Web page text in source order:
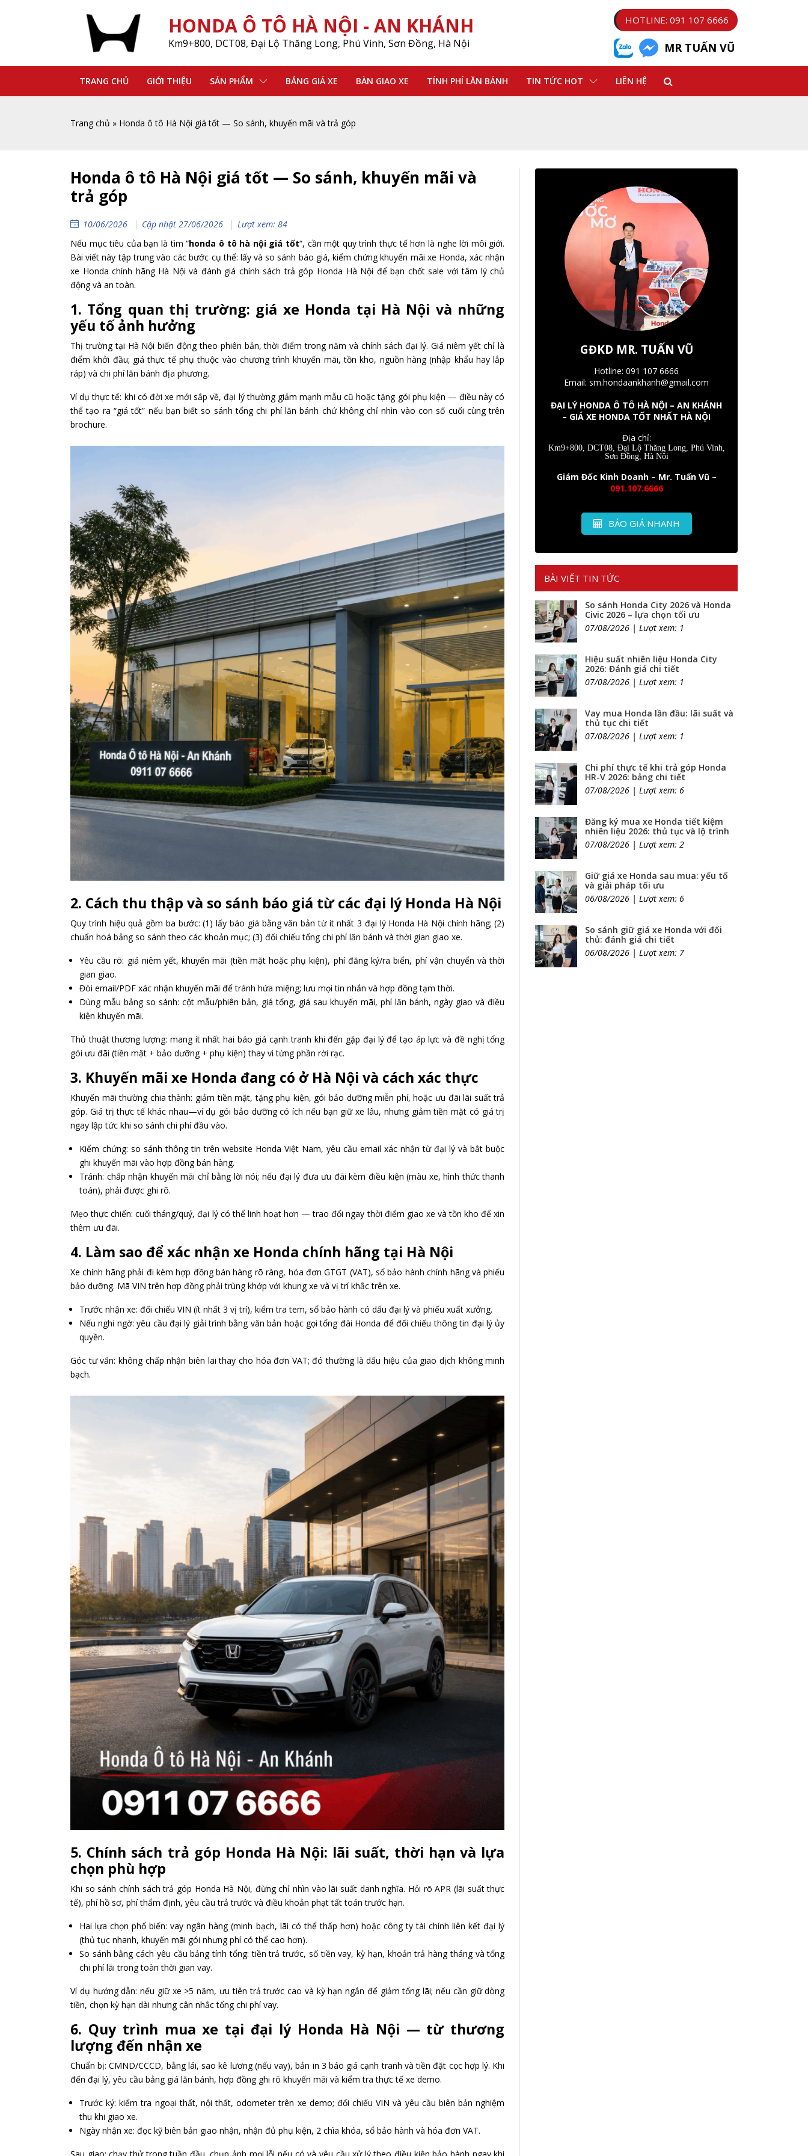
HONDA Ô TÔ HÀ NỘI - AN KHÁNH
Km9+800, DCT08, Đại Lộ Thăng Long, Phú Vinh, Sơn Đồng, Hà Nội
HOTLINE: 091 107 6666
MR TUẤN VŨ
TRANG CHỦ GIỚI THIỆU SẢN PHẨM BẢNG GIÁ XE BÀN GIAO XE TÍNH PHÍ LĂN BÁNH TIN TỨC HOT LIÊN HỆ
Trang chủ » Honda ô tô Hà Nội giá tốt — So sánh, khuyến mãi và trả góp
Honda ô tô Hà Nội giá tốt — So sánh, khuyến mãi và
trả góp
10/06/2026 Cập nhật 27/06/2026
Lượt xem: 84
Nếu mục tiêu của bạn là tìm “honda ô tô hà nội giá tốt“, cần một quy trình thực tế hơn là nghe lời môi giới.
Bài viết này tập trung vào các bước cụ thể: lấy và so sánh báo giá, kiểm chứng khuyến mãi xe Honda, xác nhận
xe Honda chính hãng Hà Nội và đánh giá chính sách trả góp Honda Hà Nội để bạn chốt sale với tâm lý chủ
động và an toàn.
1. Tổng quan thị trường: giá xe Honda tại Hà Nội và những
yếu tố ảnh hưởng
Thị trường tại Hà Nội biến động theo phiên bản, thời điểm trong năm và chính sách đại lý. Giá niêm yết chỉ là
điểm khởi đầu; giá thực tế phụ thuộc vào chương trình khuyến mãi, tồn kho, nguồn hàng (nhập khẩu hay lắp
ráp) và chi phí lăn bánh địa phương.
Ví dụ thực tế: khi có đời xe mới sắp về, đại lý thường giảm mạnh mẫu cũ hoặc tặng gói phụ kiện — điều này có
thể tạo ra “giá tốt” nếu bạn biết so sánh tổng chi phí lăn bánh chứ không chỉ nhìn vào con số cuối cùng trên
brochure.
2. Cách thu thập và so sánh báo giá từ các đại lý Honda Hà Nội
Quy trình hiệu quả gồm ba bước: (1) lấy báo giá bằng văn bản từ ít nhất 3 đại lý Honda Hà Nội chính hãng; (2)
chuẩn hoá bảng so sánh theo các khoản mục; (3) đối chiếu tổng chi phí lăn bánh và thời gian giao xe.
Yêu cầu rõ: giá niêm yết, khuyến mãi (tiền mặt hoặc phụ kiện), phí đăng ký/ra biển, phí vận chuyển và thời
gian giao.
Đòi email/PDF xác nhận khuyến mãi để tránh hứa miệng; lưu mọi tin nhắn và hợp đồng tạm thời.
Dùng mẫu bảng so sánh: cột mẫu/phiên bản, giá tổng, giá sau khuyến mãi, phí lăn bánh, ngày giao và điều
kiện khuyến mãi.
Thủ thuật thương lượng: mang ít nhất hai báo giá cạnh tranh khi đến gặp đại lý để tạo áp lực và đề nghị tổng
gói ưu đãi (tiền mặt + bảo dưỡng + phụ kiện) thay vì từng phần rời rạc.
3. Khuyến mãi xe Honda đang có ở Hà Nội và cách xác thực
Khuyến mãi thường chia thành: giảm tiền mặt, tặng phụ kiện, gói bảo dưỡng miễn phí, hoặc ưu đãi lãi suất trả
góp. Giá trị thực tế khác nhau—ví dụ gói bảo dưỡng có ích nếu bạn giữ xe lâu, nhưng giảm tiền mặt có giá trị
ngay lập tức khi so sánh chi phí đầu vào.
Kiểm chứng: so sánh thông tin trên website Honda Việt Nam, yêu cầu email xác nhận từ đại lý và bắt buộc
ghi khuyến mãi vào hợp đồng bán hàng.
Tránh: chấp nhận khuyến mãi chỉ bằng lời nói; nếu đại lý đưa ưu đãi kèm điều kiện (màu xe, hình thức thanh
toán), phải được ghi rõ.
Mẹo thực chiến: cuối tháng/quý, đại lý có thể linh hoạt hơn — trao đổi ngay thời điểm giao xe và tồn kho để xin
thêm ưu đãi.
4. Làm sao để xác nhận xe Honda chính hãng tại Hà Nội
Xe chính hãng phải đi kèm hợp đồng bán hàng rõ ràng, hóa đơn GTGT (VAT), sổ bảo hành chính hãng và phiếu
bảo dưỡng. Mã VIN trên hợp đồng phải trùng khớp với khung xe và vị trí khắc trên xe.
Trước nhận xe: đối chiếu VIN (ít nhất 3 vị trí), kiểm tra tem, sổ bảo hành có dấu đại lý và phiếu xuất xưởng.
Nếu nghi ngờ: yêu cầu đại lý giải trình bằng văn bản hoặc gọi tổng đài Honda để đối chiếu thông tin đại lý ủy
quyền.
Góc tư vấn: không chấp nhận biên lai thay cho hóa đơn VAT; đó thường là dấu hiệu của giao dịch không minh
bạch.
5. Chính sách trả góp Honda Hà Nội: lãi suất, thời hạn và lựa
chọn phù hợp
Khi so sánh chính sách trả góp Honda Hà Nội, đừng chỉ nhìn vào lãi suất danh nghĩa. Hỏi rõ APR (lãi suất thực
tế), phí hồ sơ, phí thẩm định, yêu cầu trả trước và điều khoản phạt tất toán trước hạn.
Hai lựa chọn phổ biến: vay ngân hàng (minh bạch, lãi có thể thấp hơn) hoặc công ty tài chính liên kết đại lý
(thủ tục nhanh, khuyến mãi gói nhưng phí có thể cao hơn).
So sánh bằng cách yêu cầu bảng tính tổng: tiền trả trước, số tiền vay, kỳ hạn, khoản trả hàng tháng và tổng
chi phí lãi trong toàn thời gian vay.
Ví dụ hướng dẫn: nếu giữ xe >5 năm, ưu tiên trả trước cao và kỳ hạn ngắn để giảm tổng lãi; nếu cần giữ dòng
tiền, chọn kỳ hạn dài nhưng cân nhắc tổng chi phí vay.
6. Quy trình mua xe tại đại lý Honda Hà Nội — từ thương
lượng đến nhận xe
Chuẩn bị: CMND/CCCD, bằng lái, sao kê lương (nếu vay), bản in 3 báo giá cạnh tranh và tiền đặt cọc hợp lý. Khi
đến đại lý, yêu cầu bảng giá lăn bánh, hợp đồng ghi rõ khuyến mãi và kiểm tra thực tế xe demo.
Trước ký: kiểm tra ngoại thất, nội thất, odometer trên xe demo; đối chiếu VIN và yêu cầu biên bản nghiệm
thu khi giao xe.
Ngày nhận xe: đọc kỹ biên bản giao nhận, nhận đủ phụ kiện, 2 chìa khóa, sổ bảo hành và hóa đơn VAT.
GĐKD MR. TUẤN VŨ
Hotline: 091 107 6666
Email: sm.hondaankhanh@gmail.com
ĐẠI LÝ HONDA Ô TÔ HÀ NỘI – AN KHÁNH
– GIÁ XE HONDA TỐT NHẤT HÀ NỘI
Địa chỉ:
Km9+800, DCT08, Đại Lộ Thăng Long, Phú Vinh,
Sơn Đồng, Hà Nội
Giám Đốc Kinh Doanh – Mr. Tuấn Vũ –
091.107.6666
BÁO GIÁ NHANH
BÀI VIẾT TIN TỨC
So sánh Honda City 2026 và Honda
Civic 2026 – lựa chọn tối ưu
07/08/2026 | Lượt xem: 1
Hiệu suất nhiên liệu Honda City
2026: Đánh giá chi tiết
07/08/2026 | Lượt xem: 1
Vay mua Honda lần đầu: lãi suất và
thủ tục chi tiết
07/08/2026 | Lượt xem: 1
Chi phí thực tế khi trả góp Honda
HR-V 2026: bảng chi tiết
07/08/2026 | Lượt xem: 6
Đăng ký mua xe Honda tiết kiệm
nhiên liệu 2026: thủ tục và lộ trình
07/08/2026 | Lượt xem: 2
Giữ giá xe Honda sau mua: yếu tố
và giải pháp tối ưu
06/08/2026 | Lượt xem: 6
So sánh giữ giá xe Honda với đối
thủ: đánh giá chi tiết
06/08/2026 | Lượt xem: 7